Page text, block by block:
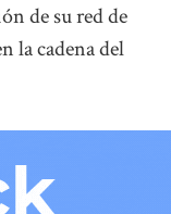
de su red de
la cadena del